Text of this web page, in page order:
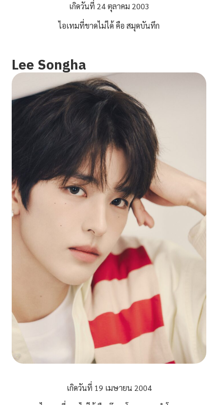
เกิดวันที่ 24 ตุลาคม 2003
ไอเทมที่ขาดไม่ได้ คือ สมุดบันทึก
Lee Songha
เกิดวันที่ 19 เมษายน 2004